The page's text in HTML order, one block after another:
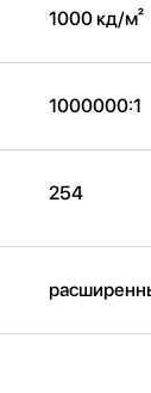
1000 кд/м²
1000000:1
254